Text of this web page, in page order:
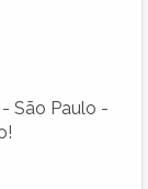
São Paulo -